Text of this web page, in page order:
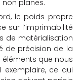
planes.
le poids propre
sur l’imprimabilité
de matérialisation
de précision de la
que nous
exemplaire, ce qui